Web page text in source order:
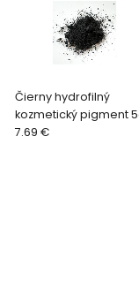
Čierny hydrofilný
kozmetický pigment
7.69 €